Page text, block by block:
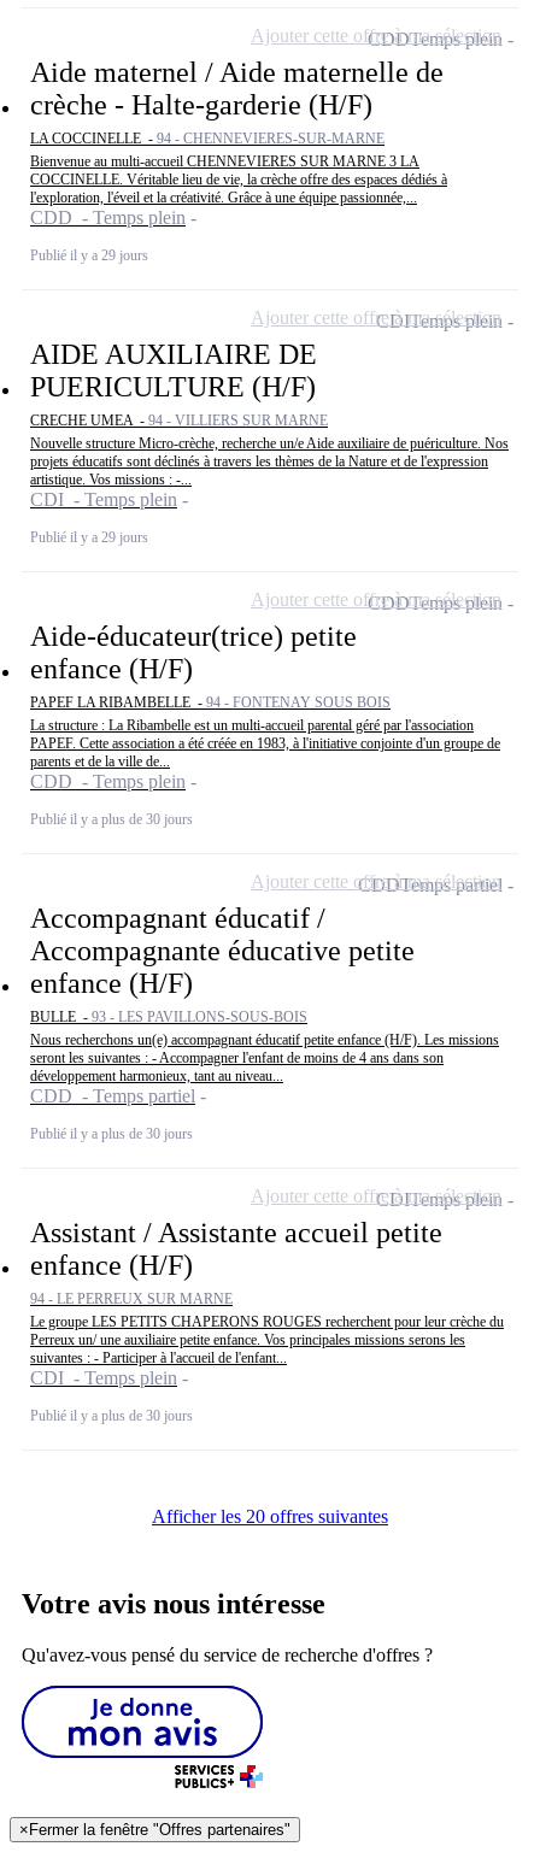
Aide maternel / Aide maternelle de
crèche - Halte-garderie (H/F)
LA COCCINELLE - 94 - CHENNEVIERES-SUR-MARNE
Bienvenue au multi-accueil CHENNEVIERES SUR MARNE 3 LA
COCCINELLE. Véritable lieu de vie, la crèche offre des espaces dédiés à
l'exploration, l'éveil et la créativité. Grâce à une équipe passionnée,...
CDD - Temps plein
Publié il y a 29 jours
CDDTemps plein
Ajouter cette offre à ma sélection
AIDE AUXILIAIRE DE
PUERICULTURE (H/F)
CRECHE UMEA - 94 - VILLIERS SUR MARNE
Nouvelle structure Micro-crèche, recherche un/e Aide auxiliaire de puériculture. Nos
projets éducatifs sont déclinés à travers les thèmes de la Nature et de l'expression
artistique. Vos missions : -...
CDI - Temps plein
Publié il y a 29 jours
CDITemps plein
Ajouter cette offre à ma sélection
Aide-éducateur(trice) petite
enfance (H/F)
PAPEF LA RIBAMBELLE - 94 - FONTENAY SOUS BOIS
La structure : La Ribambelle est un multi-accueil parental géré par l'association
PAPEF. Cette association a été créée en 1983, à l'initiative conjointe d'un groupe de
parents et de la ville de...
CDD - Temps plein
Publié il y a plus de 30 jours
CDDTemps plein
Ajouter cette offre à ma sélection
Accompagnant éducatif /
Accompagnante éducative petite
enfance (H/F)
BULLE - 93 - LES PAVILLONS-SOUS-BOIS
Nous recherchons un(e) accompagnant éducatif petite enfance (H/F). Les missions
seront les suivantes : - Accompagner l'enfant de moins de 4 ans dans son
développement harmonieux, tant au niveau...
CDD - Temps partiel
Publié il y a plus de 30 jours
CDDTemps partiel
Ajouter cette offre à ma sélection
Assistant / Assistante accueil petite
enfance (H/F)
94 - LE PERREUX SUR MARNE
Le groupe LES PETITS CHAPERONS ROUGES recherchent pour leur crèche du
Perreux un/ une auxiliaire petite enfance. Vos principales missions serons les
suivantes : - Participer à l'accueil de l'enfant...
CDI - Temps plein
Publié il y a plus de 30 jours
CDITemps plein
Ajouter cette offre à ma sélection
Afficher les 20 offres suivantes
Votre avis nous intéresse
Qu'avez-vous pensé du service de recherche d'offres ?
×Fermer la fenêtre "Offres partenaires"